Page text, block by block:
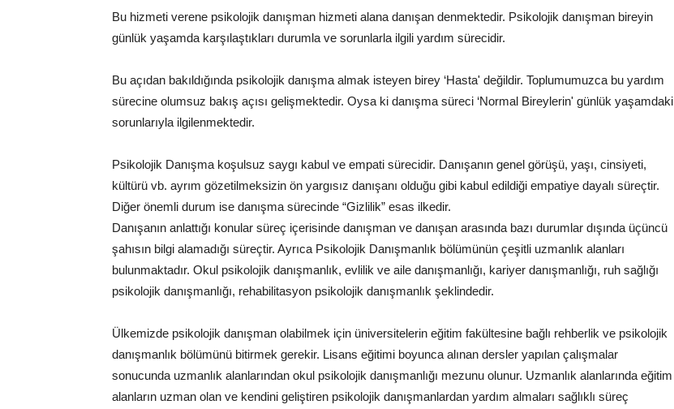
Bu hizmeti verene psikolojik danışman hizmeti alana danışan denmektedir. Psikolojik danışman bireyin
günlük yaşamda karşılaştıkları durumla ve sorunlarla ilgili yardım sürecidir.
Bu açıdan bakıldığında psikolojik danışma almak isteyen birey ‘Hasta' değildir. Toplumumuzca bu yardım
sürecine olumsuz bakış açısı gelişmektedir. Oysa ki danışma süreci ‘Normal Bireylerin' günlük yaşamdaki
sorunlarıyla ilgilenmektedir.
Psikolojik Danışma koşulsuz saygı kabul ve empati sürecidir. Danışanın genel görüşü, yaşı, cinsiyeti,
kültürü vb. ayrım gözetilmeksizin ön yargısız danışanı olduğu gibi kabul edildiği empatiye dayalı süreçtir.
Diğer önemli durum ise danışma sürecinde “Gizlilik” esas ilkedir.
Danışanın anlattığı konular süreç içerisinde danışman ve danışan arasında bazı durumlar dışında üçüncü
şahısın bilgi alamadığı süreçtir. Ayrıca Psikolojik Danışmanlık bölümünün çeşitli uzmanlık alanları
bulunmaktadır. Okul psikolojik danışmanlık, evlilik ve aile danışmanlığı, kariyer danışmanlığı, ruh sağlığı
psikolojik danışmanlığı, rehabilitasyon psikolojik danışmanlık şeklindedir.
Ülkemizde psikolojik danışman olabilmek için üniversitelerin eğitim fakültesine bağlı rehberlik ve psikolojik
danışmanlık bölümünü bitirmek gerekir. Lisans eğitimi boyunca alınan dersler yapılan çalışmalar
sonucunda uzmanlık alanlarından okul psikolojik danışmanlığı mezunu olunur. Uzmanlık alanlarında eğitim
alanların uzman olan ve kendini geliştiren psikolojik danışmanlardan yardım almaları sağlıklı süreç